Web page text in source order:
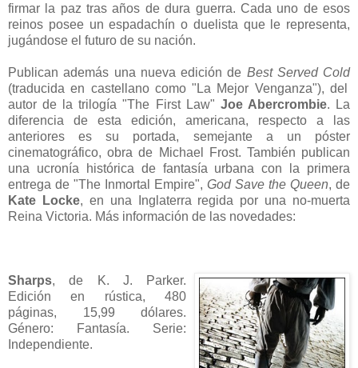
firmar la paz tras años de dura guerra. Cada uno de esos
reinos posee un espadachín o duelista que le representa,
jugándose el futuro de su nación.
Publican además una nueva edición de Best Served Cold
(traducida en castellano como "La Mejor Venganza"), del
autor de la trilogía "The First Law" Joe Abercrombie. La
diferencia de esta edición, americana, respecto a las
anteriores es su portada, semejante a un póster
cinematográfico, obra de Michael Frost. También publican
una ucronía histórica de fantasía urbana con la primera
entrega de "The Inmortal Empire", God Save the Queen, de
Kate Locke, en una Inglaterra regida por una no-muerta
Reina Victoria. Más información de las novedades:
Sharps, de K. J. Parker.
Edición en rústica, 480
páginas, 15,99 dólares.
Género: Fantasía. Serie:
Independiente.